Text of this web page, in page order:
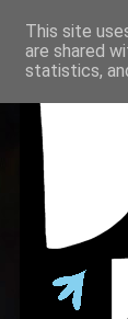
This site
are shared
statistics,